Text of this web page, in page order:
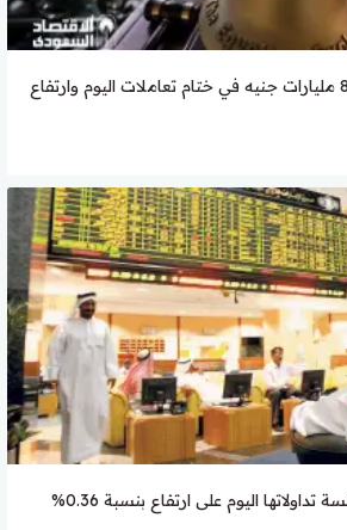
البورصة المصرية تربح 8 مليارات جنيه في ختام تعاملات اليوم وارتفاع
اليوم على ارتفاع بنسبة 0.36%